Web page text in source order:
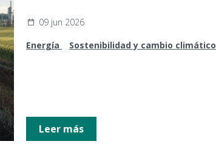
oportunidades para Brasil
09 jun 2026
Energía
Sostenibilidad y cambio climático
Leer más